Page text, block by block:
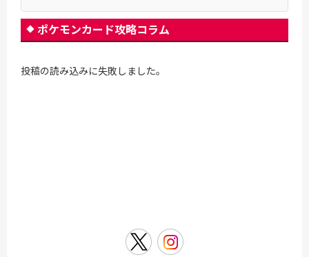
ポケモンカード攻略コラム
投稿の読み込みに失敗しました。